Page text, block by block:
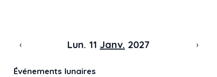
‹ Lun. 11 Janv. 2027 ›
Événements lunaires